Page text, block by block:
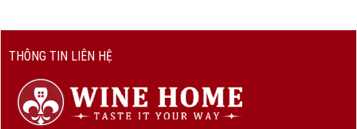
THÔNG TIN LIÊN HỆ